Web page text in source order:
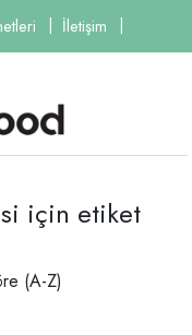
İletişim
için etiket
(A-Z)